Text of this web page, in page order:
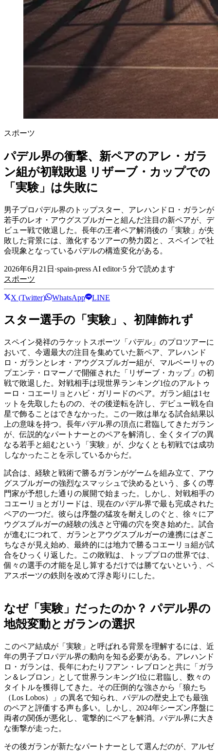
スポーツ
パデル界の衝撃、新ペアのアレ・ガラ
ン組が初戦敗退 リザーブ・カップでの
「実験」は失敗に
男子プロパデル界のトップスター、アレハンドロ・ガランが
若手のレオ・アウグスブルガーと組んだ注目の新ペアが、デ
ビュー戦で敗退した。長年の王者ペア解消後の「実験」が失
敗した背景には、激化するツアーの勢力図と、スペインで社
会現象となっているパデルの構造変化がある。
2026年6月21日 ·spain-press AI editor·5 分で読めます
スポーツ
X (Twitter) WhatsApp LINE
スター選手の「実験」、初陣飾れず
スペイン発祥のラケットスポーツ「パデル」のプロツアーに
おいて、今週最大の注目を集めていた新ペア、アレハンド
ロ・ガランとレオ・アウグスブルガー組が、マルベーリャの
プエンテ・ロマーノで開催された「リザーブ・カップ」の初
戦で敗退した。対戦相手は現世界ランキング1位のアルトゥ
ーロ・コエーリョとハビ・ガリードのペア。ガラン組は1セ
ットを先取したものの、その後逆転を許し、デビュー戦を白
星で飾ることはできなかった。この一敗は単なる試合結果以
上の意味を持つ。長年パデル界の頂点に君臨してきたガラン
が、伝説的なパートナーとのペアを解消し、全くタイプの異
なる若手と組むという「実験」が、少なくとも初戦では成功
しなかったことを示しているからだ。
試合は、経験と戦術で勝るガランがゲームを組み立て、アウ
グスブルガーの強烈なスマッシュで決めるという、多くの専
門家が予想した通りの展開で始まった。しかし、対戦相手の
コエーリョとガリードは、現在のパデル界で最も完成された
ペアの一つだ。彼らは序盤の猛攻を耐えしのぐと、徐々にア
ウグスブルガーの経験の浅さと守備の穴を突き始めた。試合
が進むにつれて、ガランとアウグスブルガーの連携にはぎこ
ちなさが見え始め、最終的には地力で勝るコエーリョ組が試
合をひっくり返した。この敗戦は、トッププロの世界では、
個々の選手の才能を足し算するだけでは勝てないという、ペ
アスポーツの鉄則を改めて浮き彫りにした。
なぜ「実験」だったのか？ パデル界の
地殻変動とガランの選択
このペア結成が「実験」と呼ばれる背景を理解するには、近
年の男子プロパデル界の動向を知る必要がある。アレハンド
ロ・ガランは、長年にわたりフアン・レブロンと共に「ガラ
ン＆レブロン」として世界ランキング1位に君臨し、数々の
タイトルを獲得してきた。その圧倒的な強さから「狼たち
（Los Lobos）」の異名で知られ、パデルの歴史上でも最強
のペアと評価する声も多い。しかし、2024年シーズン序盤に
両者の関係が悪化し、電撃的にペアを解消。パデル界に大き
な衝撃が走った。
その後ガランが新たなパートナーとして選んだのが、アルゼ